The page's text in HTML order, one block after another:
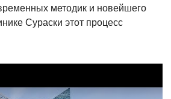
методик и новейшего
Сураски этот процесс